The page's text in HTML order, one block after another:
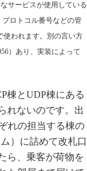
サービスが使用している
プロトコル番号などの管
使われます。別の言い方
）あり、実装によって
棟とUDP棟にある
れないのです。出
れの担当する棟の
）に詰めて改札口
ら、乗客が荷物を